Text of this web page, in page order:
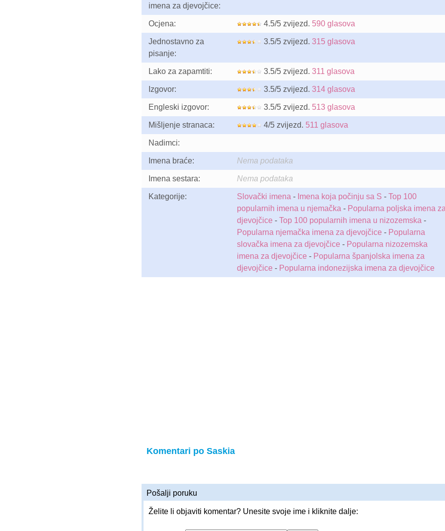
imena za djevojčice:
Ocjena: 4.5/5 zvijezd. 590 glasova
Jednostavno za
pisanje:
3.5/5 zvijezd. 315 glasova
Lako za zapamtiti: 3.5/5 zvijezd. 311 glasova
Izgovor: 3.5/5 zvijezd. 314 glasova
Engleski izgovor: 3.5/5 zvijezd. 513 glasova
Mišljenje stranaca: 4/5 zvijezd. 511 glasova
Nadimci:
Imena braće: Nema podataka
Imena sestara: Nema podataka
Kategorije: Slovački imena - Imena koja počinju sa S - Top 100
popularnih imena u njemačka - Popularna poljska imena
djevojčice - Top 100 popularnih imena u nizozemska -
Popularna njemačka imena za djevojčice - Popularna
slovačka imena za djevojčice - Popularna nizozemska
imena za djevojčice - Popularna španjolska imena za
djevojčice - Popularna indonezijska imena za djevojčice
Komentari po Saskia
Pošalji poruku
Želite li objaviti komentar? Unesite svoje ime i kliknite dalje: